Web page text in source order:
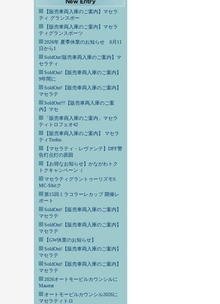
【販売車両入庫のご案内】マセラ
ティ グランスポー
【販売車両入庫のご案内】マセラ
ティグランスポーツ
2026年 夏季休業のお知らせ 8月11
日から1
SoldOut!販売車両入庫のご案内】マ
セラティ
SoldOut!【販売車両入庫のご案内】
9年間に
SoldOut!【販売車両入庫のご案内】
マセラテ
SoldOut!!!【販売車両入庫のご案
内】マセ
「販売車両入庫のご案内」マセラ
ティトロフェオ42
【販売車両入庫のご案内】 マセラ
ティTrofeo
【マセラティ・レヴァンテ】DPF警
告灯点灯の原因
【お得なお知らせ】かながわトク
トクキャンペーン（
マセラティグラントゥーリズモS
MC-Shitク
第15回ミラコラーレカップ 開催レ
ポート
SoldOut!【販売車両入庫のご案内】
マセラテ
SoldOut!【販売車両入庫のご案内】
マセラテ
【GW休業のお知らせ】
SoldOut!【販売車両入庫のご案内】
マセラテ
SoldOut!【販売車両入庫のご案内】
マセラテ
2026オートモービルカウンシルに
Maserat
オートモービルカウンシル2026に
マセラティトロ